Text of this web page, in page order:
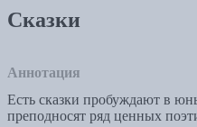
Сказки
Аннотация
Есть сказки пробуждают в
преподносят ряд ценных